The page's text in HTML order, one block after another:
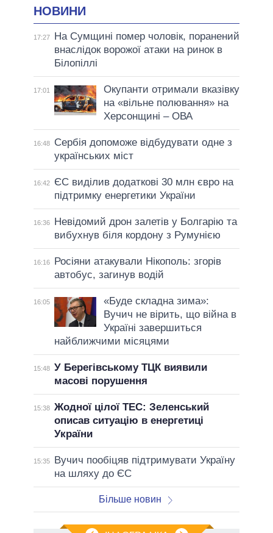
НОВИНИ
17:27
На Сумщині помер чоловік, поранений
внаслідок ворожої атаки на ринок в
Білопіллі
17:01
Окупанти отримали вказівку
на «вільне полювання» на
Херсонщині – ОВА
16:48
Сербія допоможе відбудувати одне з
українських міст
16:42
ЄС виділив додаткові 30 млн євро на
підтримку енергетики України
16:36
Невідомий дрон залетів у Болгарію та
вибухнув біля кордону з Румунією
16:16
Росіяни атакували Нікополь: згорів
автобус, загинув водій
16:05
«Буде складна зима»:
Вучич не вірить, що війна в
Україні завершиться
найближчими місяцями
15:48 У Берегівському ТЦК виявили
масові порушення
15:38 Жодної цілої ТЕС: Зеленський
описав ситуацію в енергетиці
України
15:35
Вучич пообіцяв підтримувати Україну
на шляху до ЄС
Більше новин